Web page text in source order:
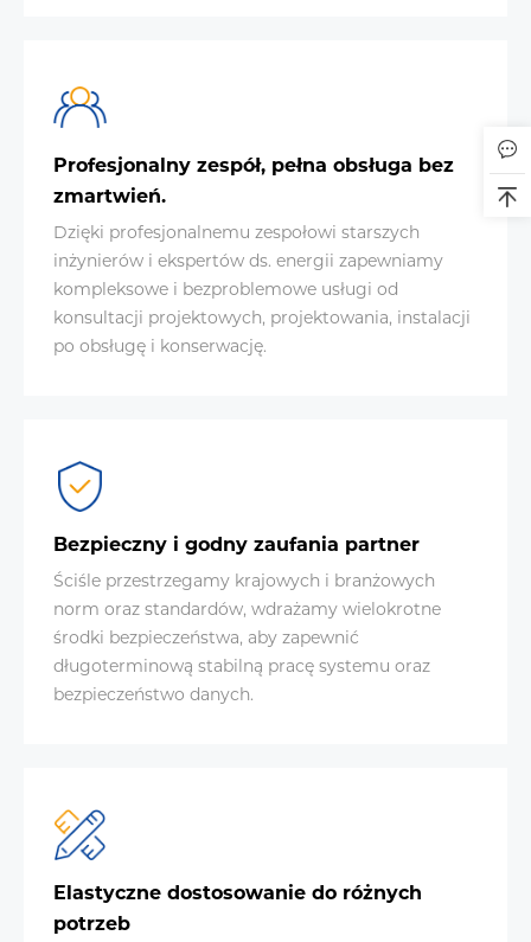
Profesjonalny zespół, pełna obsługa bez
zmartwień.
Dzięki profesjonalnemu zespołowi starszych
inżynierów i ekspertów ds. energii zapewniamy
kompleksowe i bezproblemowe usługi od
konsultacji projektowych, projektowania, instalacji
po obsługę i konserwację.
Bezpieczny i godny zaufania partner
Ściśle przestrzegamy krajowych i branżowych
norm oraz standardów, wdrażamy wielokrotne
środki bezpieczeństwa, aby zapewnić
długoterminową stabilną pracę systemu oraz
bezpieczeństwo danych.
Elastyczne dostosowanie do różnych
potrzeb